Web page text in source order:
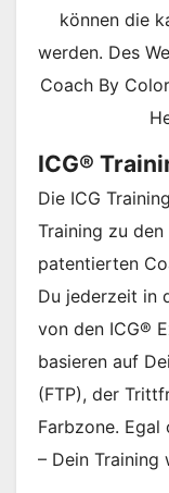
können die
werden. Des
Coach By
ICG®
Die ICG
Training zu
patentierten
Du jederzeit in
von den ICG®
basieren auf
(FTP), der
Farbzone.
– Dein